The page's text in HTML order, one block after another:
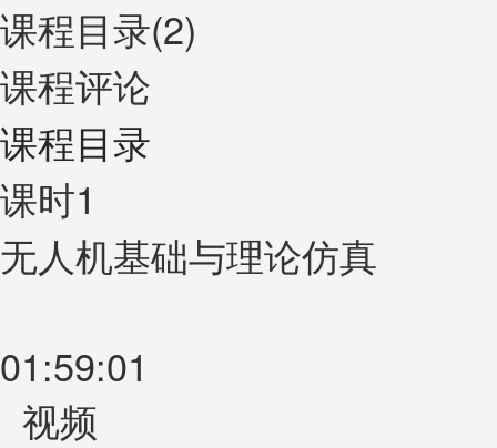
课程目录(2)
课程评论
课程目录
课时1
无人机基础与理论仿真
01:59:01
视频